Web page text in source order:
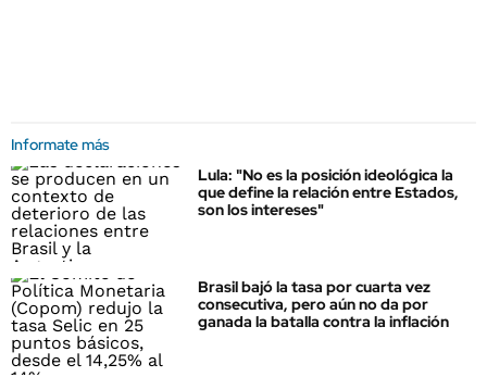
Informate más
Lula: "No es la posición ideológica la
que define la relación entre Estados,
son los intereses"
Brasil bajó la tasa por cuarta vez
consecutiva, pero aún no da por
ganada la batalla contra la inflación